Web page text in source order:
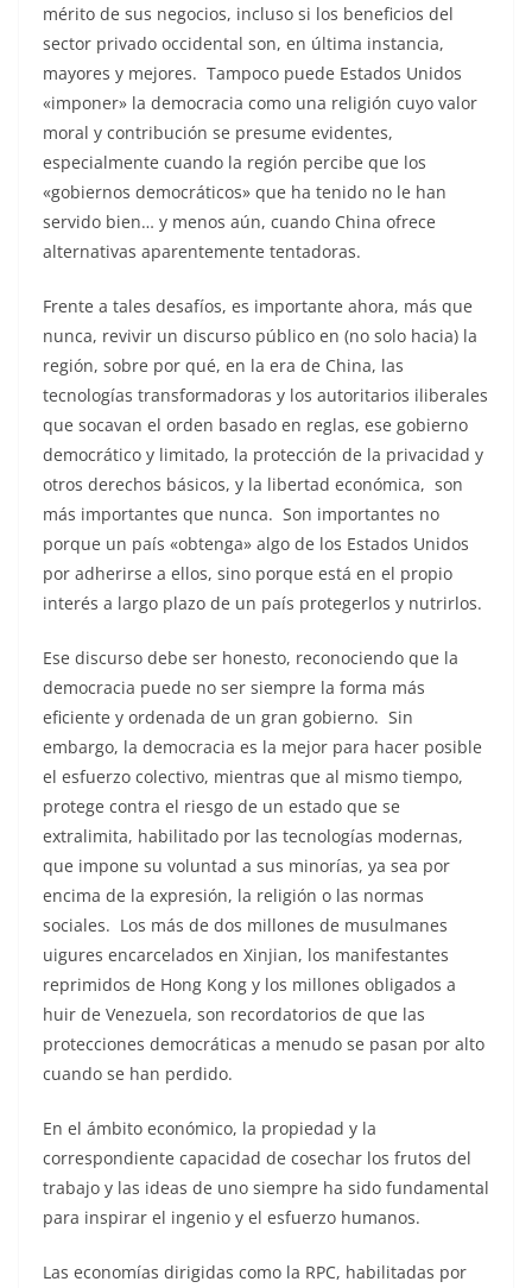
mérito de sus negocios, incluso si los beneficios del
sector privado occidental son, en última instancia,
mayores y mejores. Tampoco puede Estados Unidos
«imponer» la democracia como una religión cuyo valor
moral y contribución se presume evidentes,
especialmente cuando la región percibe que los
«gobiernos democráticos» que ha tenido no le han
servido bien… y menos aún, cuando China ofrece
alternativas aparentemente tentadoras.
Frente a tales desafíos, es importante ahora, más que
nunca, revivir un discurso público en (no solo hacia) la
región, sobre por qué, en la era de China, las
tecnologías transformadoras y los autoritarios iliberales
que socavan el orden basado en reglas, ese gobierno
democrático y limitado, la protección de la privacidad y
otros derechos básicos, y la libertad económica, son
más importantes que nunca. Son importantes no
porque un país «obtenga» algo de los Estados Unidos
por adherirse a ellos, sino porque está en el propio
interés a largo plazo de un país protegerlos y nutrirlos.
Ese discurso debe ser honesto, reconociendo que la
democracia puede no ser siempre la forma más
eficiente y ordenada de un gran gobierno. Sin
embargo, la democracia es la mejor para hacer posible
el esfuerzo colectivo, mientras que al mismo tiempo,
protege contra el riesgo de un estado que se
extralimita, habilitado por las tecnologías modernas,
que impone su voluntad a sus minorías, ya sea por
encima de la expresión, la religión o las normas
sociales. Los más de dos millones de musulmanes
uigures encarcelados en Xinjian, los manifestantes
reprimidos de Hong Kong y los millones obligados a
huir de Venezuela, son recordatorios de que las
protecciones democráticas a menudo se pasan por alto
cuando se han perdido.
En el ámbito económico, la propiedad y la
correspondiente capacidad de cosechar los frutos del
trabajo y las ideas de uno siempre ha sido fundamental
para inspirar el ingenio y el esfuerzo humanos.
Las economías dirigidas como la RPC, habilitadas por